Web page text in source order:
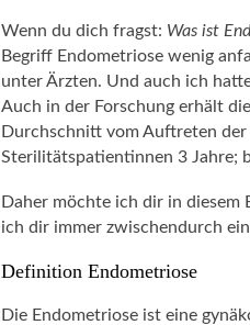
Wenn du dich fragst: Was ist
Begriff Endometriose wenig
unter Ärzten. Und auch ich
Auch in der Forschung erhält
Durchschnitt vom Auftreten der
Sterilitätspatientinnen 3 Jahre;
Daher möchte ich dir in diesem
ich dir immer zwischendurch
Definition Endometriose
Die Endometriose ist eine